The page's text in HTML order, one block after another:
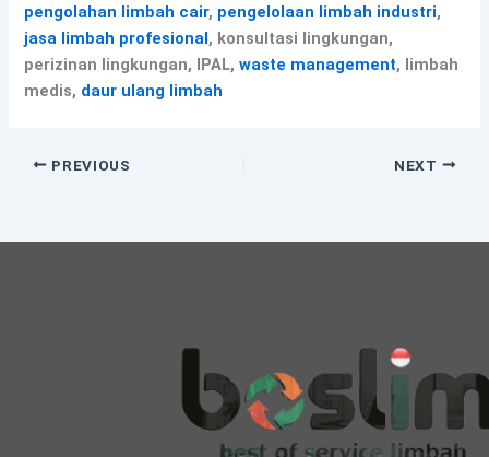
pengolahan limbah cair, pengelolaan limbah industri,
jasa limbah profesional, konsultasi lingkungan,
perizinan lingkungan, IPAL,waste management, limbah
medis, daur ulang limbah
PREVIOUS NEXT